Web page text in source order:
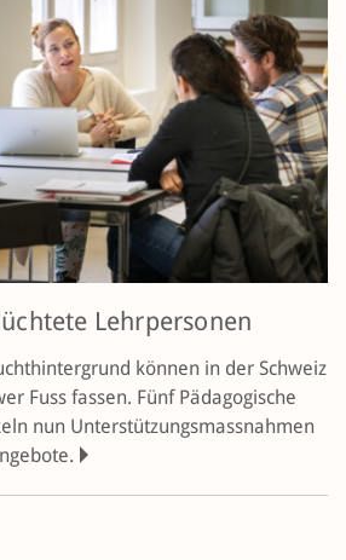
Lehrpersonen
können in der Schweiz
Fuss fassen. Fünf Pädagogische
nun Unterstützungs­massnahmen